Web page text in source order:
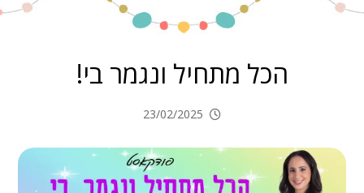
הכל מתחיל ונגמר בי!
23/02/2025